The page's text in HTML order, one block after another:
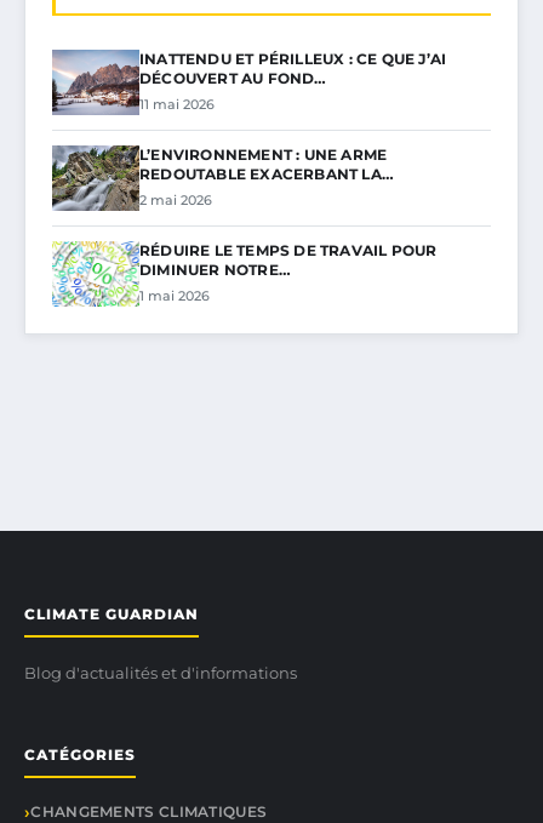
INATTENDU ET PÉRILLEUX : CE QUE J’AI
DÉCOUVERT AU FOND…
11 mai 2026
L’ENVIRONNEMENT : UNE ARME
REDOUTABLE EXACERBANT LA…
2 mai 2026
RÉDUIRE LE TEMPS DE TRAVAIL POUR
DIMINUER NOTRE…
1 mai 2026
CLIMATE GUARDIAN
Blog d'actualités et d'informations
CATÉGORIES
CHANGEMENTS CLIMATIQUES